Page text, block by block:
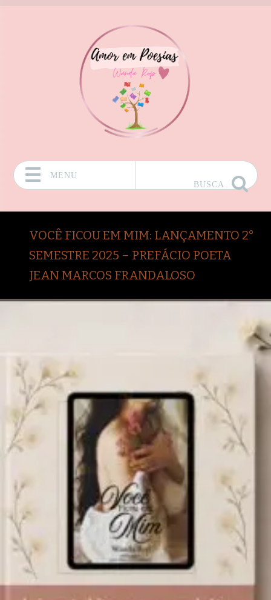
MENU
BUSCA
VOCÊ FICOU EM MIM: LANÇAMENTO 2°
SEMESTRE 2025 – PREFÁCIO POETA
JEAN MARCOS FRANDALOSO